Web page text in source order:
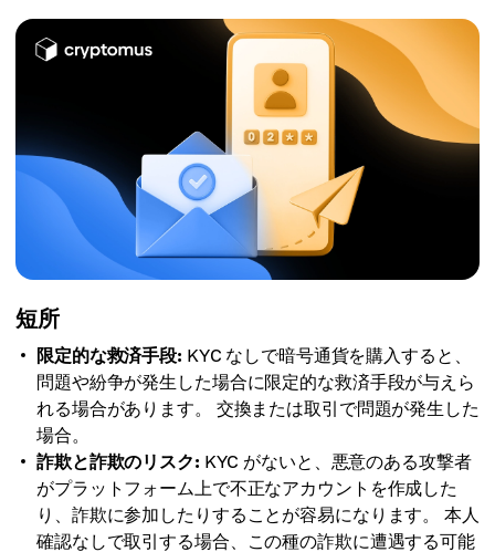
短所
限定的な救済手段: KYC なしで暗号通貨を購入すると、
問題や紛争が発生した場合に限定的な救済手段が与えら
れる場合があります。 交換または取引で問題が発生した
場合。
詐欺と詐欺のリスク: KYC がないと、悪意のある攻撃者
がプラットフォーム上で不正なアカウントを作成した
り、詐欺に参加したりすることが容易になります。 本人
確認なしで取引する場合、この種の詐欺に遭遇する可能